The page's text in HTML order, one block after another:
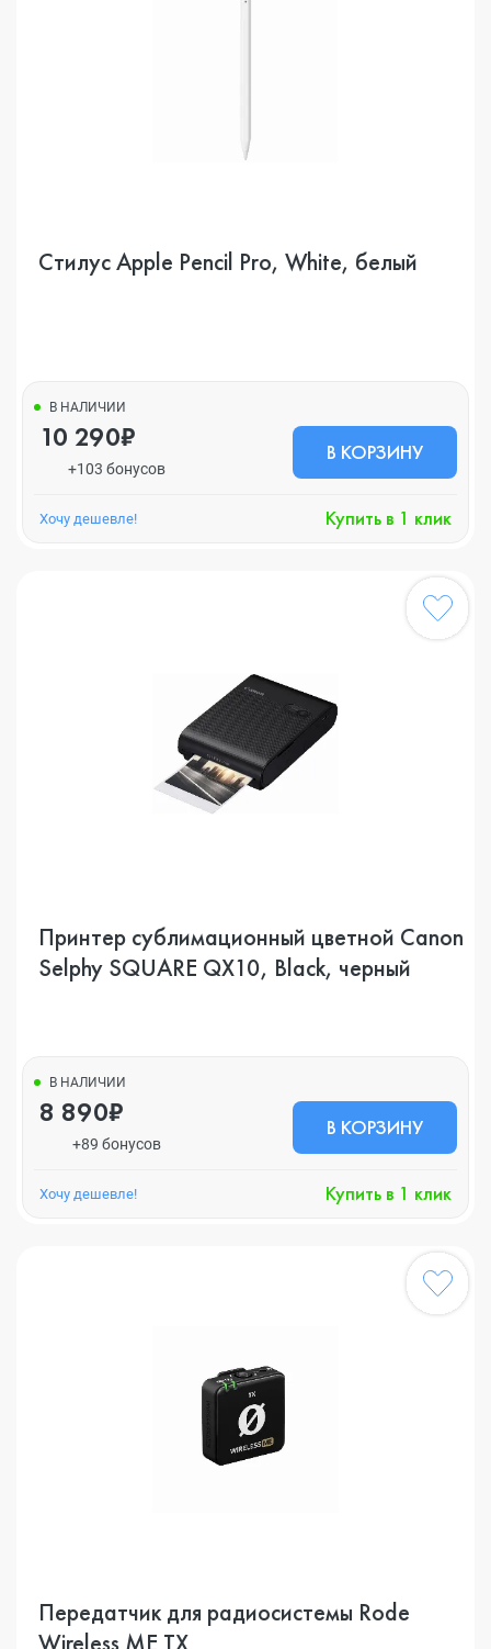
Стилус Apple Pencil Pro, White, белый
В НАЛИЧИИ
10 290₽
+103 бонусов
В КОРЗИНУ
Хочу дешевле! Купить в 1 клик
Принтер сублимационный цветной Canon
Selphy SQUARE QX10, Black, черный
В НАЛИЧИИ
8 890₽
+89 бонусов
В КОРЗИНУ
Хочу дешевле! Купить в 1 клик
Передатчик для радиосистемы Rode